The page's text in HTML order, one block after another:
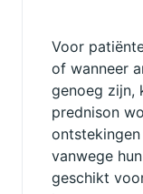
Voor
of wanneer
genoeg zijn,
prednison
vanwege
geschikt